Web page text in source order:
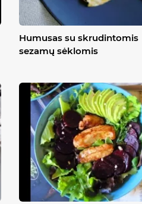
Humusas su skrudintomis
sezamų sėklomis